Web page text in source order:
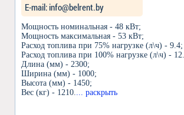
Е-mail: info@belrent.by
Мощность номинальная - 48 кВт;
Мощность максимальная - 53 кВт;
Расход топлива при 75% нагрузке (л\ч) - 9.4;
Расход топлива при 100% нагрузке (л\ч) -
Длина (мм) - 2300;
Ширина (мм) - 1000;
Высота (мм) - 1450;
Вес (кг) - 1210.
... раскрыть